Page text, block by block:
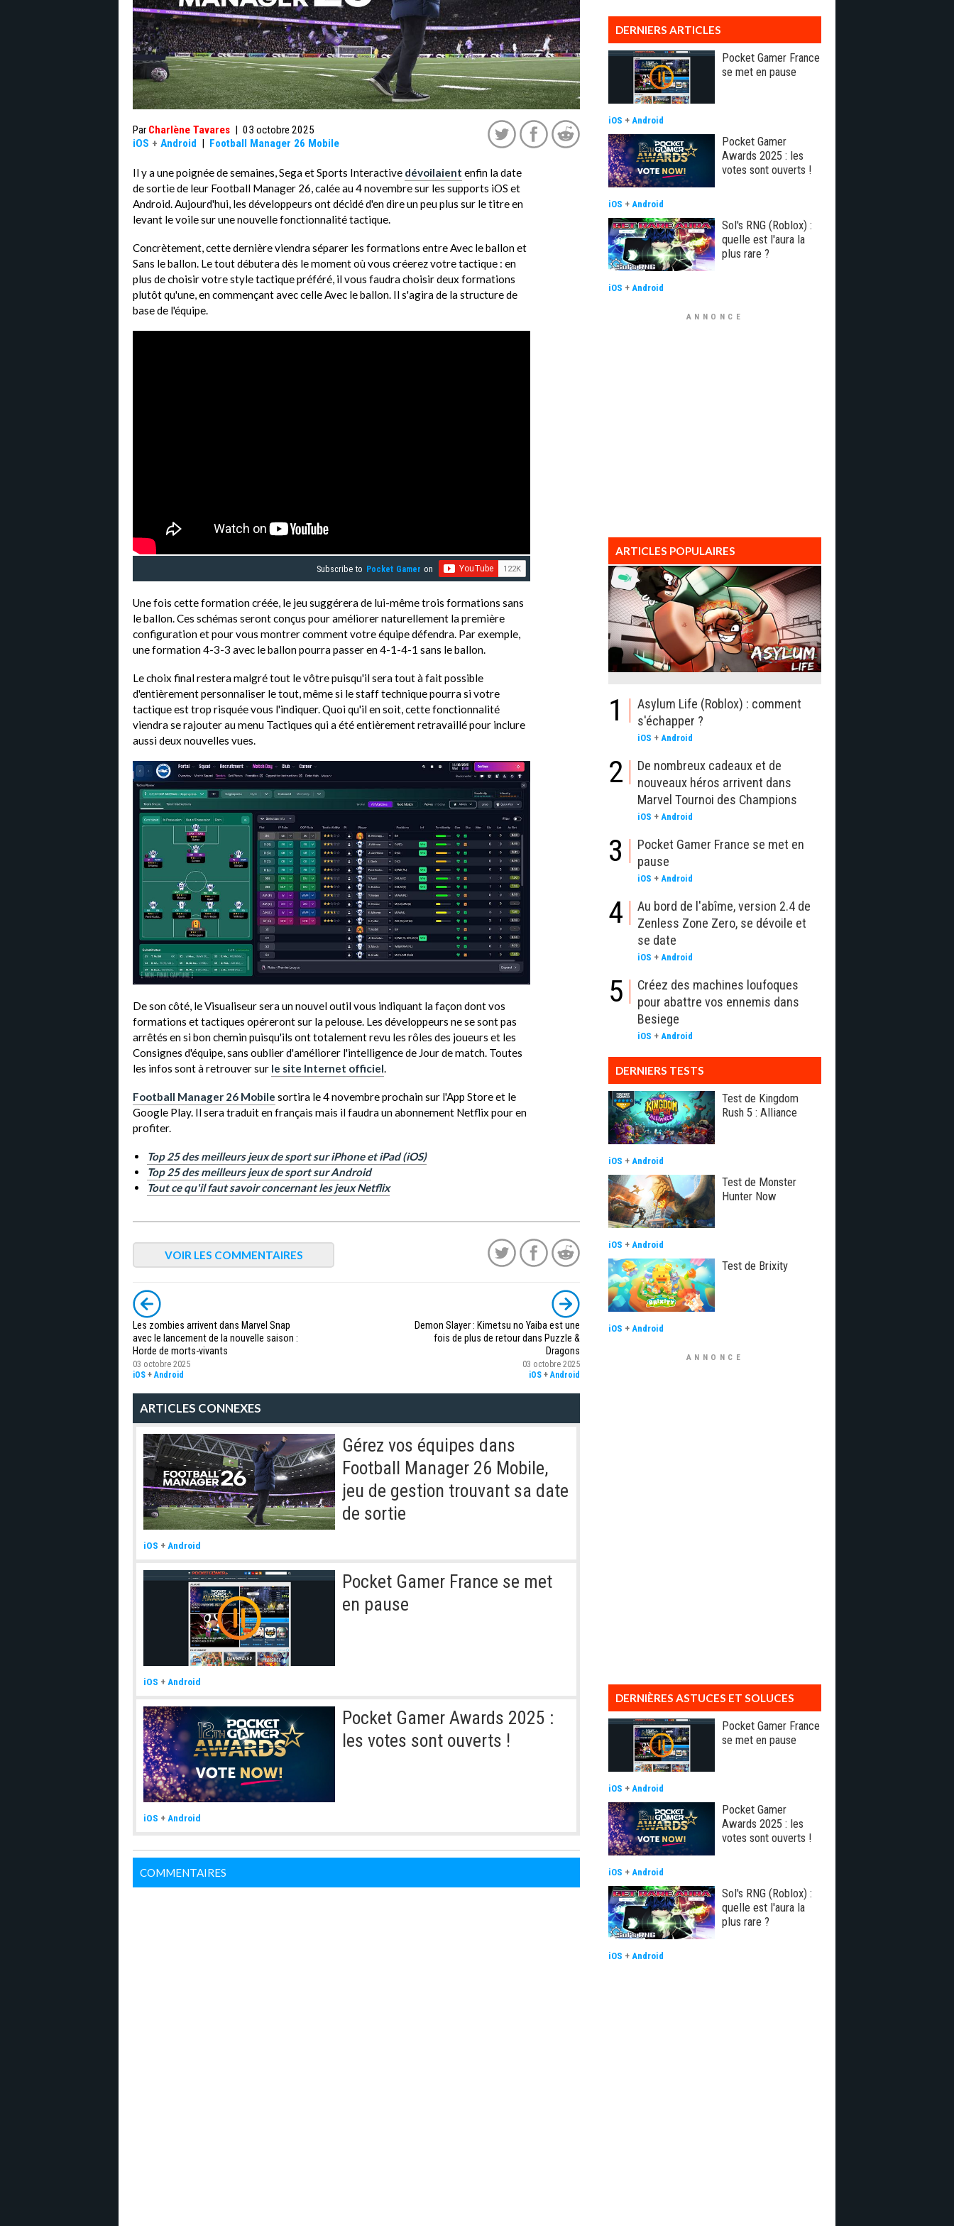
Par Charlène Tavares | 03 octobre 2025
iOS + Android | Football Manager 26 Mobile
Il y a une poignée de semaines, Sega et Sports Interactive dévoilaient enfin la date
de sortie de leur Football Manager 26, calée au 4 novembre sur les supports iOS et
Android. Aujourd'hui, les développeurs ont décidé d'en dire un peu plus sur le titre en
levant le voile sur une nouvelle fonctionnalité tactique.
Concrètement, cette dernière viendra séparer les formations entre Avec le ballon et
Sans le ballon. Le tout débutera dès le moment où vous créerez votre tactique : en
plus de choisir votre style tactique préféré, il vous faudra choisir deux formations
plutôt qu'une, en commençant avec celle Avec le ballon. Il s'agira de la structure de
base de l'équipe.
Subscribe to Pocket Gamer on
Une fois cette formation créée, le jeu suggérera de lui-même trois formations sans
le ballon. Ces schémas seront conçus pour améliorer naturellement la première
configuration et pour vous montrer comment votre équipe défendra. Par exemple,
une formation 4-3-3 avec le ballon pourra passer en 4-1-4-1 sans le ballon.
Le choix final restera malgré tout le vôtre puisqu'il sera tout à fait possible
d'entièrement personnaliser le tout, même si le staff technique pourra si votre
tactique est trop risquée vous l'indiquer. Quoi qu'il en soit, cette fonctionnalité
viendra se rajouter au menu Tactiques qui a été entièrement retravaillé pour inclure
aussi deux nouvelles vues.
De son côté, le Visualiseur sera un nouvel outil vous indiquant la façon dont vos
formations et tactiques opéreront sur la pelouse. Les développeurs ne se sont pas
arrêtés en si bon chemin puisqu'ils ont totalement revu les rôles des joueurs et les
Consignes d'équipe, sans oublier d'améliorer l'intelligence de Jour de match. Toutes
les infos sont à retrouver sur le site Internet officiel.
Football Manager 26 Mobile sortira le 4 novembre prochain sur l'App Store et le
Google Play. Il sera traduit en français mais il faudra un abonnement Netflix pour en
profiter.
Top 25 des meilleurs jeux de sport sur iPhone et iPad (iOS)
Top 25 des meilleurs jeux de sport sur Android
Tout ce qu'il faut savoir concernant les jeux Netflix
VOIR LES COMMENTAIRES
Les zombies arrivent dans Marvel Snap
avec le lancement de la nouvelle saison :
Horde de morts-vivants
03 octobre 2025
iOS + Android
Demon Slayer : Kimetsu no Yaiba est une
fois de plus de retour dans Puzzle &
Dragons
03 octobre 2025
iOS + Android
ARTICLES CONNEXES
Gérez vos équipes dans
Football Manager 26 Mobile,
jeu de gestion trouvant sa date
de sortie
iOS + Android
Pocket Gamer France se met
en pause
iOS + Android
Pocket Gamer Awards 2025 :
les votes sont ouverts !
iOS + Android
COMMENTAIRES
DERNIERS ARTICLES
Pocket Gamer France
se met en pause
iOS + Android
Pocket Gamer
Awards 2025 : les
votes sont ouverts !
iOS + Android
Sol's RNG (Roblox) :
quelle est l'aura la
plus rare ?
iOS + Android
ANNONCE
ARTICLES POPULAIRES
1
Asylum Life (Roblox) : comment
s'échapper ?
iOS + Android
2
De nombreux cadeaux et de
nouveaux héros arrivent dans
Marvel Tournoi des Champions
iOS + Android
3
Pocket Gamer France se met en
pause
iOS + Android
4
Au bord de l'abîme, version 2.4 de
Zenless Zone Zero, se dévoile et
se date
iOS + Android
5
Créez des machines loufoques
pour abattre vos ennemis dans
Besiege
iOS + Android
DERNIERS TESTS
Test de Kingdom
Rush 5 : Alliance
iOS + Android
Test de Monster
Hunter Now
iOS + Android
Test de Brixity
iOS + Android
ANNONCE
DERNIÈRES ASTUCES ET SOLUCES
Pocket Gamer France
se met en pause
iOS + Android
Pocket Gamer
Awards 2025 : les
votes sont ouverts !
iOS + Android
Sol's RNG (Roblox) :
quelle est l'aura la
plus rare ?
iOS + Android